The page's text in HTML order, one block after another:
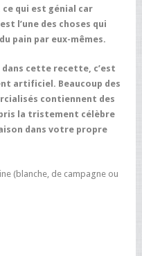
ce qui est génial car
l’une des choses qui
pain par eux-mêmes.
dans cette recette, c’est
artificiel. Beaucoup des
contiennent des
la tristement célèbre
dans votre propre
(blanche, de campagne ou